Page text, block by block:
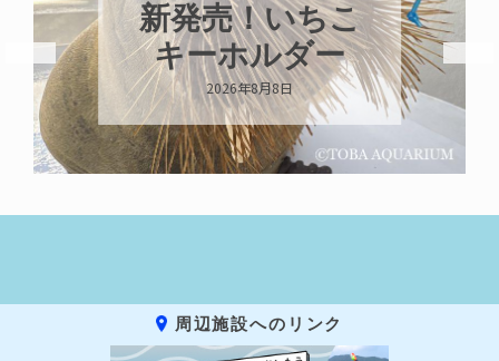
新発売！いちこ
キーホルダー
2026年8月8日
周辺施設へのリンク